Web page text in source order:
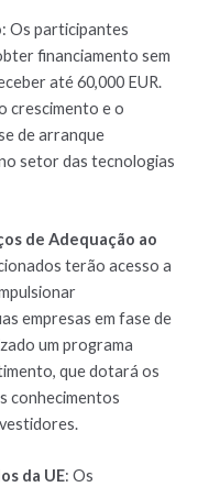
: Os participantes
financiamento sem
até 60,000 EUR.
crescimento e o
de arranque
setor das tecnologias
de Adequação ao
terão acesso a
empresas em fase de
um programa
que dotará os
conhecimentos
da UE: Os